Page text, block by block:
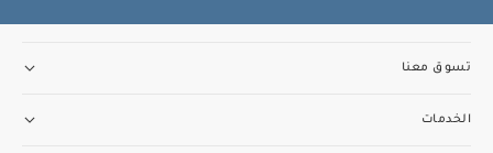
تسوق معنا
الخدمات